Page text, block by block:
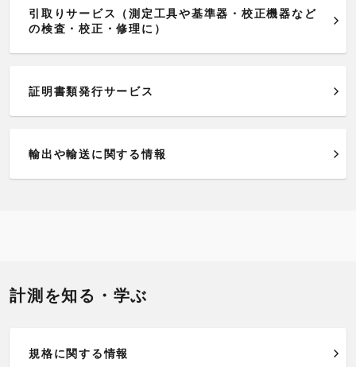
引取りサービス（測定工具や基準器・校正機器など
の検査・校正・修理に）
証明書類発行サービス
輸出や輸送に関する情報
計測を知る・学ぶ
規格に関する情報